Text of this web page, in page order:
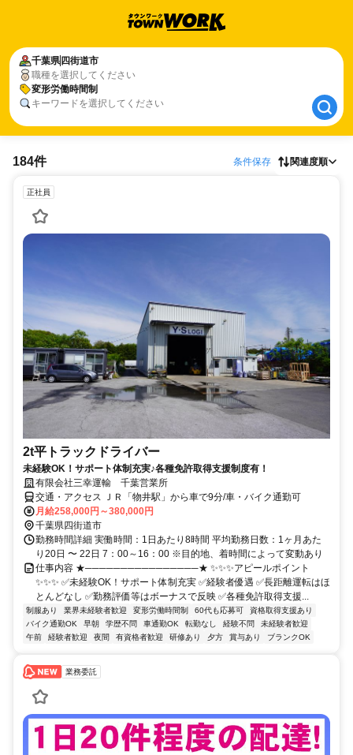
千葉県 四街道市
職種を選択してください
変形労働時間制
キーワードを選択してください
千葉県 四街道市
変形労働時間制
184件 条件保存 関連度順
正社員
2t平トラックドライバー
未経験OK！サポート体制充実♪各種免許取得支援制度有！
有限会社三幸運輸 千葉営業所
交通・アクセス ＪＲ「物井駅」から車で9分/車・バイク通勤可
月給258,000円～380,000円
千葉県四街道市
勤務時間詳細 実働時間：1日あたり8時間 平均勤務日数：1ヶ月あた
り20日 〜 22日 7：00～16：00 ※目的地、着時間によって変動あり
仕事内容 ★────────────────★ ✨✨✨アピールポイント
✨✨✨ ✅未経験OK！サポート体制充実 ✅経験者優遇 ✅長距離運転はほ
とんどなし ✅勤務評価等はボーナスで反映 ✅各種免許取得支援...
制服あり 業界未経験者歓迎 変形労働時間制 60代も応募可
資格取得支援あり
バイク通勤OK
早朝 学歴不問 車通勤OK 転勤なし 経験不問
未経験者歓迎
午前
経験者歓迎 夜間 有資格者歓迎 研修あり 夕方 賞与あり ブランクOK
業務委託